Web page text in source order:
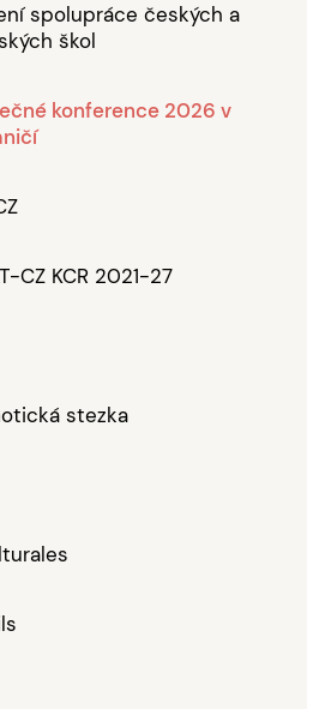
spolupráce českých a
škol
konference 2026 v
CZ KCR 2021-27
stezka